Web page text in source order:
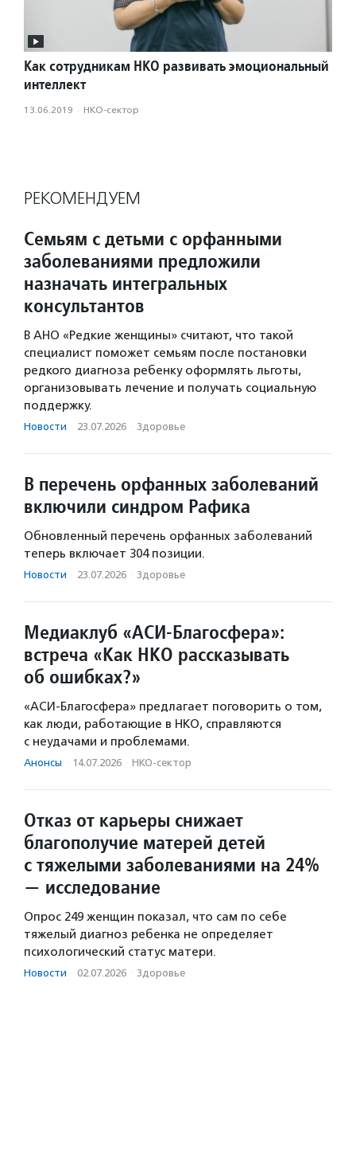
Как сотрудникам НКО развивать эмоциональный
интеллект
13.06.2019 · НКО-сектор
РЕКОМЕНДУЕМ
Семьям с детьми с орфанными
заболеваниями предложили
назначать интегральных
консультантов
В АНО «Редкие женщины» считают, что такой
специалист поможет семьям после постановки
редкого диагноза ребенку оформлять льготы,
организовывать лечение и получать социальную
поддержку.
Новости · 23.07.2026 · Здоровье
В перечень орфанных заболеваний
включили синдром Рафика
Обновленный перечень орфанных заболеваний
теперь включает 304 позиции.
Новости · 23.07.2026 · Здоровье
Медиаклуб «АСИ-Благосфера»:
встреча «Как НКО рассказывать
об ошибках?»
«АСИ-Благосфера» предлагает поговорить о том,
как люди, работающие в НКО, справляются
с неудачами и проблемами.
Анонсы · 14.07.2026 · НКО-сектор
Отказ от карьеры снижает
благополучие матерей детей
с тяжелыми заболеваниями на 24%
— исследование
Опрос 249 женщин показал, что сам по себе
тяжелый диагноз ребенка не определяет
психологический статус матери.
Новости · 02.07.2026 · Здоровье